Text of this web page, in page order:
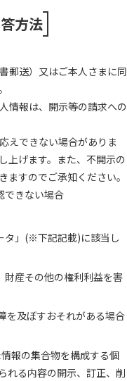
方法
郵送）又はご本人さまに同
情報は、開示等の請求への
えできない場合がありま
上げます。また、不開示の
すのでご承知ください。
できない場合
タ」(※下記記載)に該当し
財産その他の権利利益を害
を及ぼすおそれがある場合
報の集合物を構成する個
れる内容の開示、訂正、削